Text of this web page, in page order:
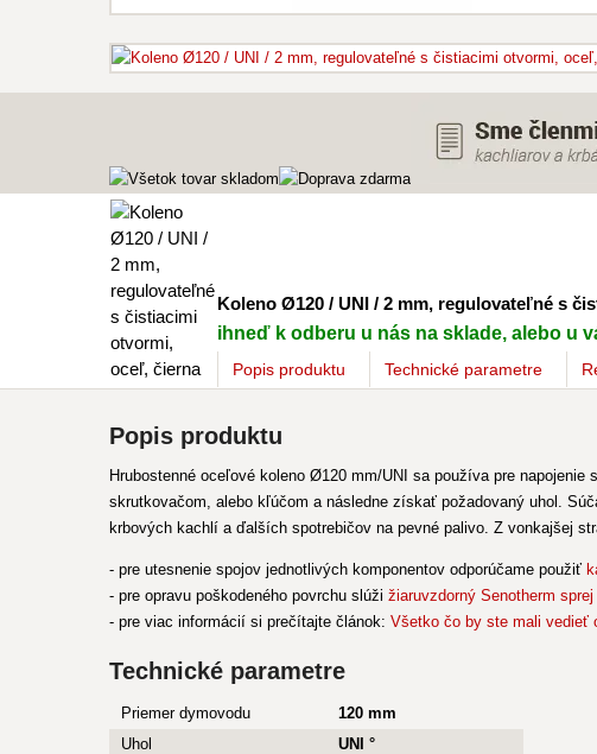
Koleno Ø120 / UNI / 2 mm, regulovateľné s
ihneď k odberu u nás na sklade, alebo u
Popis produktu Technické parametre
Popis produktu
Hrubostenné oceľové koleno Ø120 mm/UNI sa používa pre
skrutkovačom, alebo kľúčom a následne získať požadovaný uhol.
krbových kachlí a ďalších spotrebičov na pevné palivo. Z vonkajšej
- pre utesnenie spojov jednotlivých komponentov odporúčame použiť
- pre opravu poškodeného povrchu slúži žiaruvzdorný Senotherm sprej
- pre viac informácií si prečítajte článok: Všetko čo by ste mali vedieť
Technické parametre
Priemer dymovodu
120 mm
Uhol
UNI °